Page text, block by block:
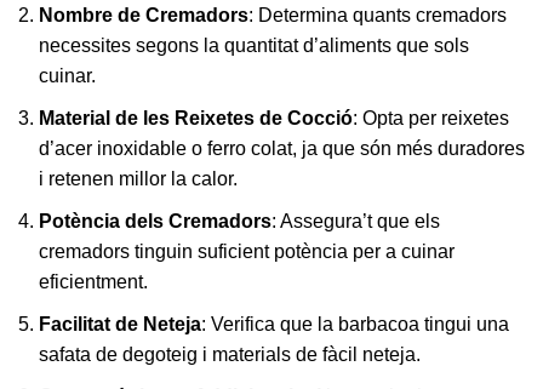
Nombre de Cremadors: Determina quants cremadors
necessites segons la quantitat d’aliments que sols
cuinar.
Material de les Reixetes de Cocció: Opta per reixetes
d’acer inoxidable o ferro colat, ja que són més duradores
i retenen millor la calor.
Potència dels Cremadors: Assegura’t que els
cremadors tinguin suficient potència per a cuinar
eficientment.
Facilitat de Neteja: Verifica que la barbacoa tingui una
safata de degoteig i materials de fàcil neteja.